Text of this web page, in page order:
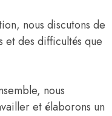
nous discutons de
et des difficultés que
nous
et élaborons un